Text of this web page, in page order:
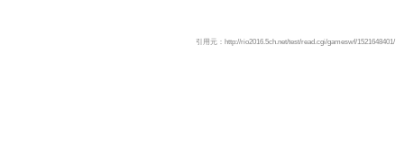
引用元：http://rio2016.5ch.net/test/read.cgi/gameswf/1521648401/